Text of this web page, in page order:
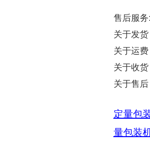
售后服务
关于发
关于运
关于收
关于售
定量包
量包装